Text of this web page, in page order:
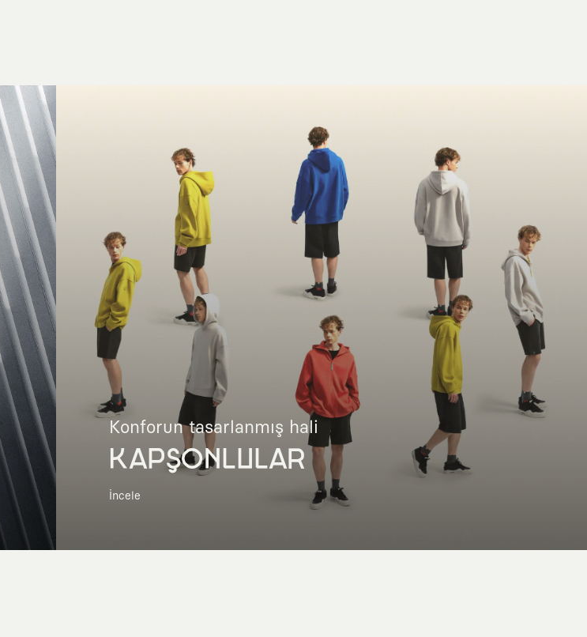
Konforun tasarlanmış hali
KAPŞONLULAR
İncele